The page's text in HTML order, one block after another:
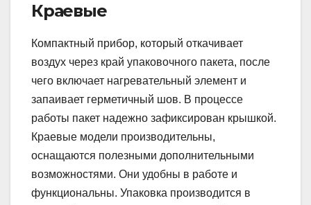
Краевые
Компактный прибор, который откачивает
воздух через край упаковочного пакета, после
чего включает нагревательный элемент и
запаивает герметичный шов. В процессе
работы пакет надежно зафиксирован крышкой.
Краевые модели производительны,
оснащаются полезными дополнительными
возможностями. Они удобны в работе и
функциональны. Упаковка производится в